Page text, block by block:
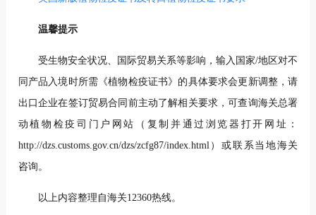
温馨提示
受生物安全状况、国际贸易关系等影响，输入国家/地区对不
同产品入境时所需《植物检疫证书》的具体要求会更新调整，请
出口企业在签订贸易合同前主动了解相关要求，可查询海关总署
动植物检疫司门户网站（复制并通过浏览器打开网址：
http://dzs.customs.gov.cn/dzs/zcfg87/index.html）或联系当地海关
咨询。
以上内容整理自海关12360热线。